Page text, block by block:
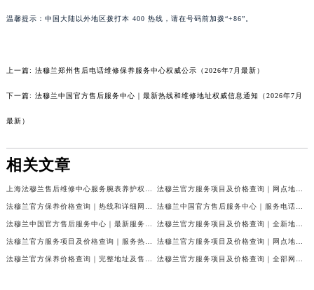
广西省南宁市青秀区金湖路59号地王大厦12楼1224室法穆兰售后服务中心（需提前预约）
安徽省合肥市蜀山区潜山路111号万象城华润大厦B座12楼03室法穆兰售后服务中心（需提前预约）
福建省泉州市丰泽区宝洲路729号浦西万达中心写字楼A座7楼709室法穆兰售后服务中心（需提前预约）
山东省青岛市南区山东路6号华润大厦B座22层04室法穆兰售后服务中心（需提前预约）
温馨提示：中国大陆以外地区拨打本 400 热线，请在号码前加拨“+86”。
上一篇: 法穆兰郑州售后电话维修保养服务中心权威公示（2026年7月最新）
下一篇: 法穆兰中国官方售后服务中心｜最新热线和维修地址权威信息通知（2026年7月
最新）
相关文章
上海法穆兰售后维修中心服务腕表养护权威公示（2026年7月最新） 法穆兰官方服务项目及价格查询｜网点地址与24小时客服热线权威信息通告（2026年7月最新）
法穆兰官方保养价格查询｜热线和详细网点地址权威信息公告（2026年7月最新） 法穆兰中国官方售后服务中心｜服务电话及全部网点地址权威信息公告（2026年7月最新）
法穆兰中国官方售后服务中心｜最新服务电话及地址权威信息声明（2026年7月最新） 法穆兰官方服务项目及价格查询｜全新地址及24小时服务电话权威信息通告（2026年7月最新）
法穆兰官方服务项目及价格查询｜服务热线及全部维修地址权威信息通知（2026年7月最新） 法穆兰官方服务项目及价格查询｜网点地址与24小时服务电话权威信息通知（2026年7月最新）
法穆兰官方保养价格查询｜完整地址及售后热线权威信息公告（2026年7月最新） 法穆兰官方服务项目及价格查询｜全部网点地址与客服热线权威信息通告（2026年7月最新）